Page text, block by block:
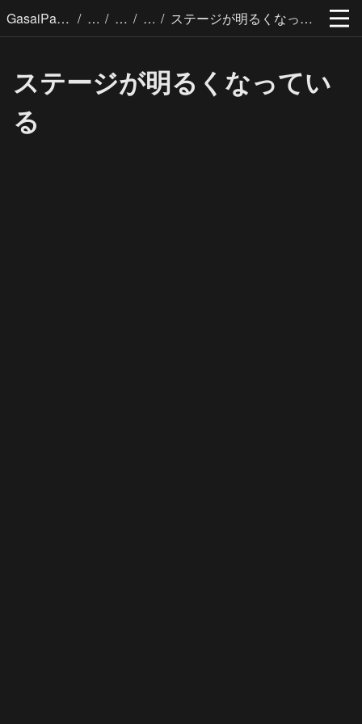
GasaiPages / / / / ステージが明るくなっている
ステージが明るくなってい
る